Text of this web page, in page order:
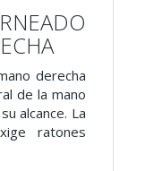
derecha
de la mano
alcance. La
ratones